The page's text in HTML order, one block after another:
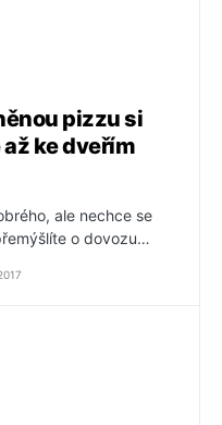
pizzu si
ke dveřím
ale nechce se
o dovozu…